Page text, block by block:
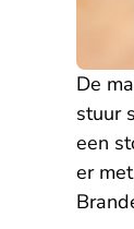
De
stuur
een
er